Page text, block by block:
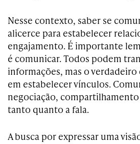
Nesse contexto, saber se
alicerce para estabelecer
engajamento. É importante
é comunicar. Todos podem
informações, mas o
em estabelecer vínculos.
negociação,
tanto quanto a fala.
A busca por expressar uma